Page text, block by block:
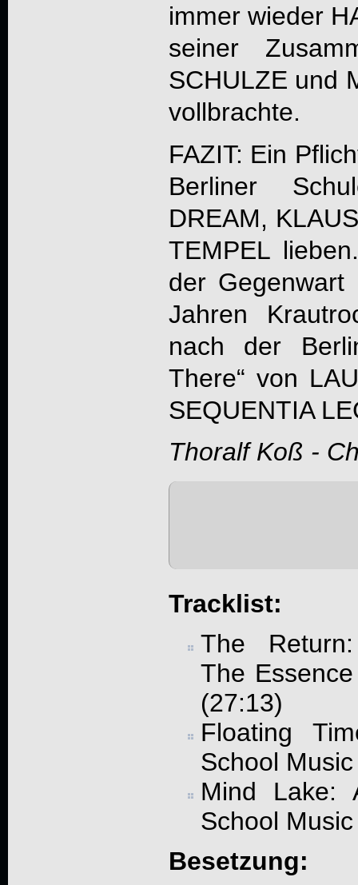
immer wieder
seiner
SCHULZE und
vollbrachte.
FAZIT: Ein
Berliner
DREAM,
TEMPEL
der
Jahren
nach der
There“ von
SEQUENTIA
Thoralf Koß -
Tracklist:
The
The
(27:13)
Floating
School
Mind Lake:
School
Besetzung: